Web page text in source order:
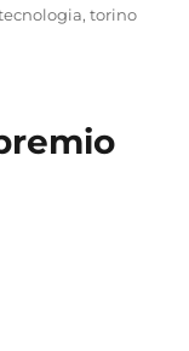
,torino